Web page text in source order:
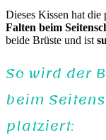
Dieses Kissen hat
Falten beim
beide Brüste und ist
So wird der
beim
platziert: